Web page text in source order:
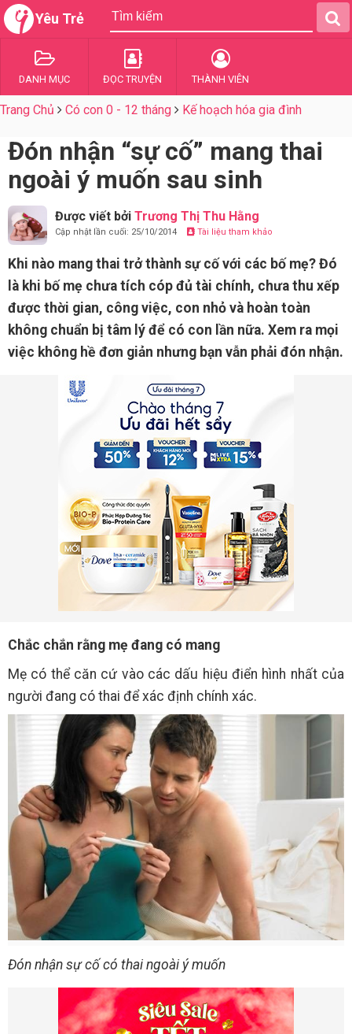
Yêu Trẻ
DANH MỤC ĐỌC TRUYỆN THÀNH VIÊN
Trang Chủ Có con 0 - 12 tháng Kế hoạch hóa gia đình
Đón nhận “sự cố” mang thai
ngoài ý muốn sau sinh
Được viết bởi Trương Thị Thu Hằng
Cập nhật lần cuối: 25/10/2014 Tài liệu tham khảo
Khi nào mang thai trở thành sự cố với các bố mẹ? Đó
là khi bố mẹ chưa tích cóp đủ tài chính, chưa thu xếp
được thời gian, công việc, con nhỏ và hoàn toàn
không chuẩn bị tâm lý để có con lần nữa. Xem ra mọi
việc không hề đơn giản nhưng bạn vẫn phải đón nhận.
Chắc chắn rằng mẹ đang có mang
Mẹ có thể căn cứ vào các dấu hiệu điển hình nhất của
người đang có thai để xác định chính xác.
Đón nhận sự cố có thai ngoài ý muốn